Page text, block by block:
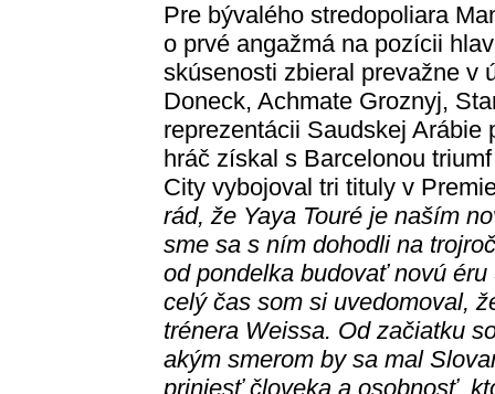
Pre bývalého stredopoliara
o prvé angažmá na pozícii
skúsenosti zbieral prevažne v
Doneck, Achmate Groznyj,
reprezentácii Saudskej Arábie
hráč získal s Barcelonou
City vybojoval tri tituly v
rád, že Yaya Touré je naším
sme sa s ním dohodli na
od pondelka budovať novú
celý čas som si uvedomoval,
trénera Weissa. Od začiatku
akým smerom by sa mal
priniesť človeka a osobnosť,